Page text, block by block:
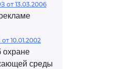
от 13.03.2006
10.01.2002
охране
среды